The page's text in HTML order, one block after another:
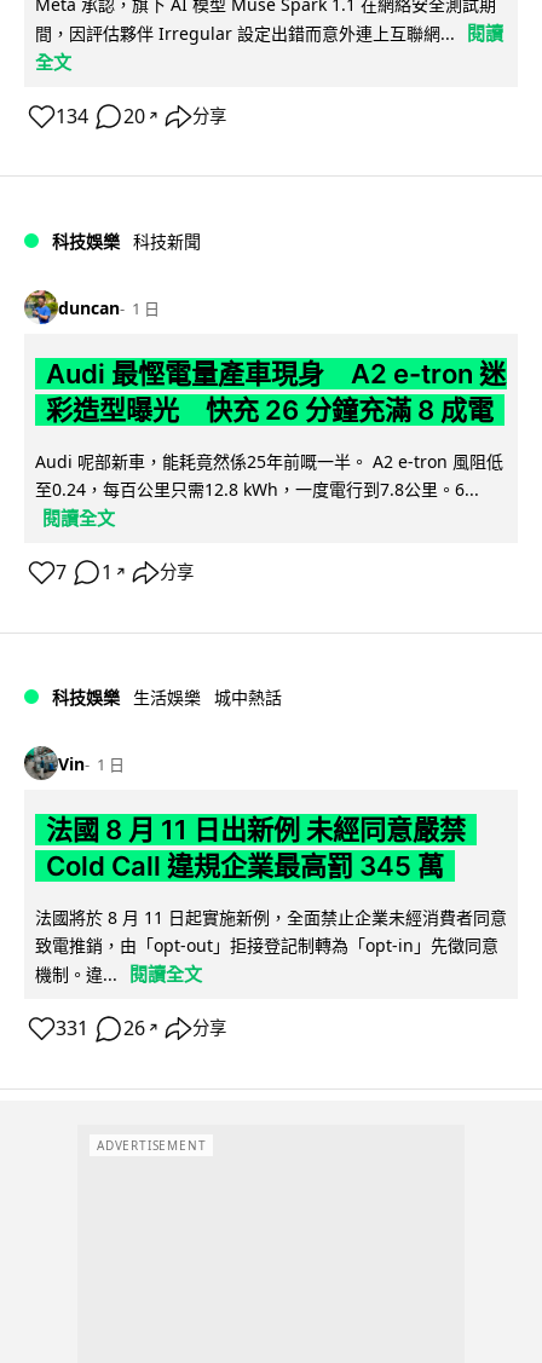
間，因評估夥伴 Irregular 設定出錯而意外連上互聯網...
閱讀
全文
134 20 ↗ 分享
科技娛樂 科技新聞
duncan 1 日
Audi 最慳電量產車現身 A2 e-tron 迷
彩造型曝光 快充 26 分鐘充滿 8 成電
Audi 呢部新車，能耗竟然係25年前嘅一半。 A2 e-tron 風阻低
至0.24，每百公里只需12.8 kWh，一度電行到7.8公里。6...
閱讀全文
7 1 ↗ 分享
科技娛樂 生活娛樂 城中熱話
Vin 1 日
法國 8 月 11 日出新例 未經同意嚴禁
Cold Call 違規企業最高罰 345 萬
法國將於 8 月 11 日起實施新例，全面禁止企業未經消費者同意
致電推銷，由「opt-out」拒接登記制轉為「opt-in」先徵同意
機制。違...
閱讀全文
331 26 ↗ 分享
ADVERTISEMENT